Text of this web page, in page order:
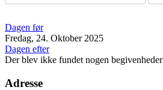
Dagen før
Fredag, 24. Oktober 2025
Dagen efter
Der blev ikke fundet nogen begivenheder
Adresse